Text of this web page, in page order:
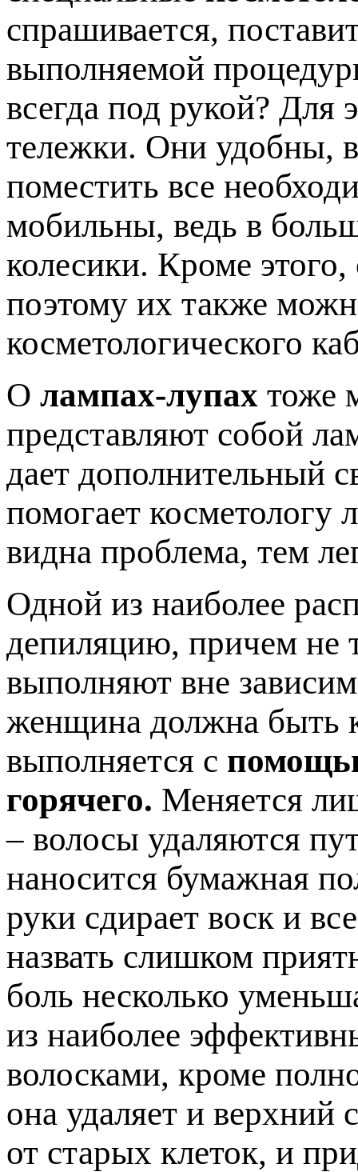
спрашивается,
выполняемой
всегда под рукой? Для
тележки. Они удобны,
поместить все
мобильны, ведь в
колесики. Кроме
поэтому их также
косметологического
О лампах-лупах тоже
представляют собой
дает дополнительный
помогает косметологу
видна проблема, тем
Одной из наиболее
депиляцию, причем не
выполняют вне
женщина должна быть
выполняется с
горячего. Меняется
– волосы удаляются
наносится бумажная
руки сдирает воск и
назвать слишком
боль несколько
из наиболее
волосками, кроме
она удаляет и верхний
от старых клеток, и